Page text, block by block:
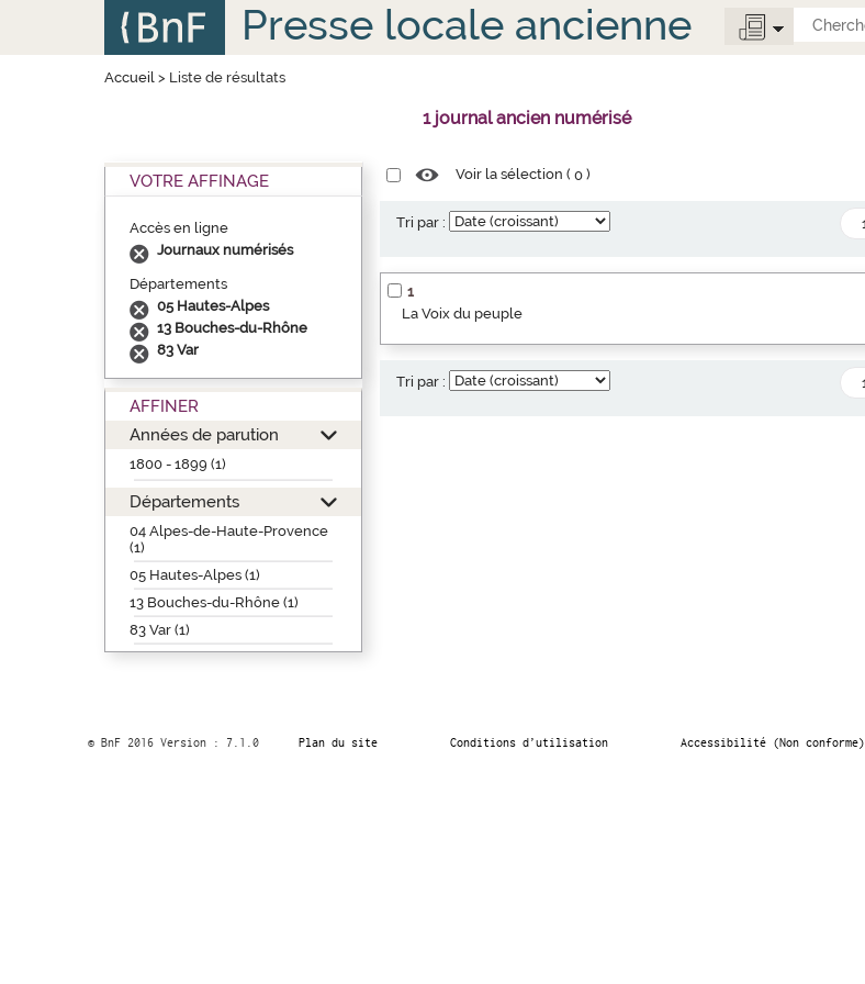
Presse locale ancienne
Accueil> Liste de résultats
1 journal ancien numérisé
VOTRE AFFINAGE
Accès en ligne
Journaux numérisés
Départements
05 Hautes-Alpes
13 Bouches-du-Rhône
83 Var
AFFINER
Années de parution
1800 - 1899 (1)
Départements
04 Alpes-de-Haute-Provence
(1)
05 Hautes-Alpes (1)
13 Bouches-du-Rhône (1)
83 Var (1)
Voir la sélection (0 )
Tri par :
1
La Voix du peuple
Tri par :
© BnF 2016 Version : 7.1.0 Plan du site Conditions d’utilisation Accessibilité (Non conforme)
Panneau de gestion des cookies